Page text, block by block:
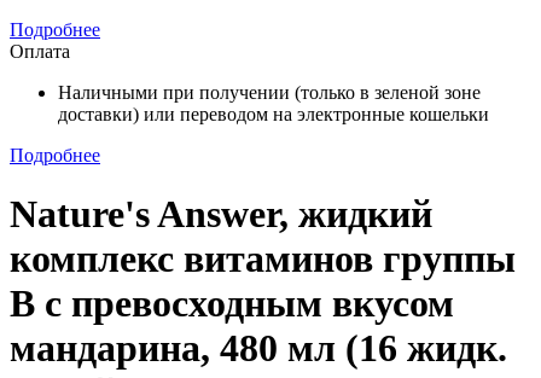
Подробнее
Оплата
Наличными при получении (только в зеленой зоне
доставки) или переводом на электронные кошельки
Подробнее
Nature's Answer, жидкий
комплекс витаминов группы
B с превосходным вкусом
мандарина, 480 мл (16 жидк.